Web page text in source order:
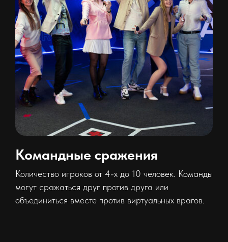
Командные сражения
Количество игроков от 4-х до 10 человек. Команды
могут сражаться друг против друга или
объединиться вместе против виртуальных врагов.